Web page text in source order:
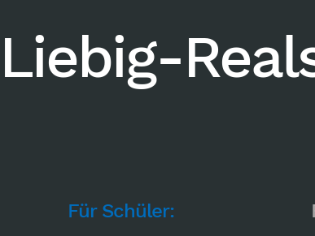
Für Schüler: